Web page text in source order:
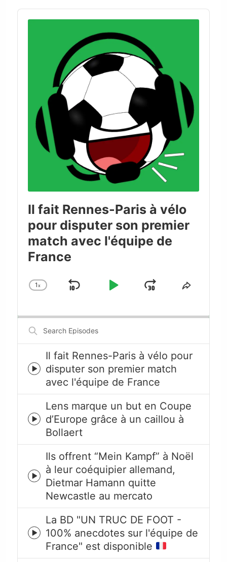
Audio
Player
Il fait Rennes-Paris à vélo
pour disputer son premier
match avec l'équipe de
France
Change
1x
Skip
Play
JumpShare
Search
Episodes
Episode
play
icon
Il fait Rennes-Paris à vélo pour
disputer son premier match
avec l'équipe de France
Episode
play
icon
Lens marque un but en Coupe
d’Europe grâce à un caillou à
Bollaert
Episode
play
icon
Ils offrent “Mein Kampf” à Noël
à leur coéquipier allemand,
Dietmar Hamann quitte
Newcastle au mercato
Episode
play
icon
La BD "UN TRUC DE FOOT -
100% anecdotes sur l'équipe de
France" est disponible